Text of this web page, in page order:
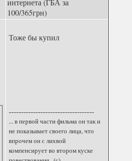
интернета (ГБА за
100/365грн)
Тоже бы купил
-----------------------------------
... в первой части фильма он так и
не показывает своего лица, что
впрочем он с лихвой
компенсирует во втором куске